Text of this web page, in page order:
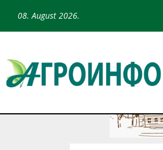
08. August 2026.